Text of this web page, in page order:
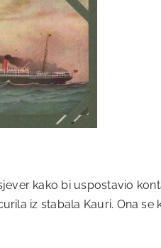
kako bi uspostavio
iz stabala Kauri. Ona